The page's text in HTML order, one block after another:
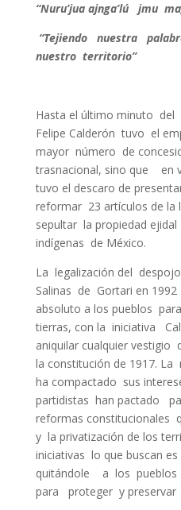
“Nuru’jua ajnga’lú jmu
“Tejiendo nuestra
nuestro territorio”
Hasta el último minuto
Felipe Calderón tuvo el
mayor número de
trasnacional, sino que en
tuvo el descaro de
reformar 23 artículos de la
sepultar la propiedad
indígenas de México.
La legalización del
Salinas de Gortari en
absoluto a los pueblos
tierras, con la iniciativa
aniquilar cualquier
la constitución de 1917.
ha compactado sus
partidistas han pactado
reformas constitucionales
y la privatización de los
iniciativas lo que buscan
quitándole a los pueblos
para proteger y preservar